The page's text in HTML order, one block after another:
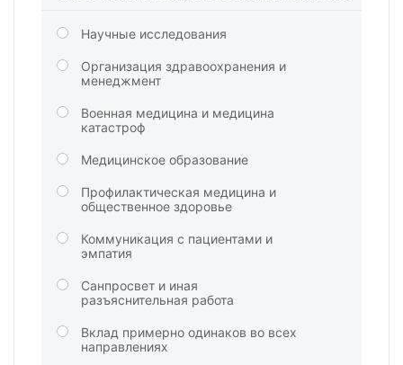
Научные исследования
Организация здравоохранения и
менеджмент
Военная медицина и медицина
катастроф
Медицинское образование
Профилактическая медицина и
общественное здоровье
Коммуникация с пациентами и
эмпатия
Санпросвет и иная
разъяснительная работа
Вклад примерно одинаков во всех
направлениях